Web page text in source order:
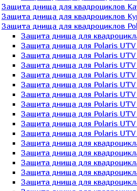
Защита днища для квадроциклов
Защита днища для квадроциклов
Защита днища для квадроциклов
Защита днища для
Защита днища для Polaris UTV
Защита днища для Polaris UTV
Защита днища для Polaris
Защита днища для Polaris UTV
Защита днища для Polaris
Защита днища для Polaris UTV
Защита днища для Polaris UTV
Защита днища для Polaris UTV
Защита днища для Polaris UTV
Защита днища для Polaris UTV
Защита днища для
Защита днища для
Защита днища для
Защита днища для
Защита днища для